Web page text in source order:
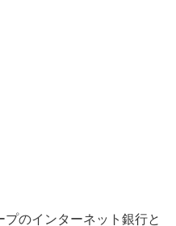
のインターネット銀行と